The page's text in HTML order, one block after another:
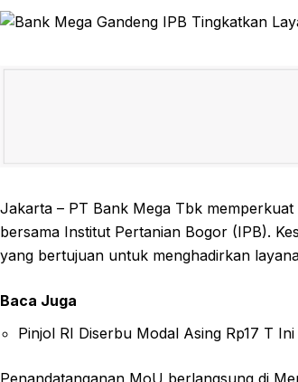
Jakarta – PT Bank Mega Tbk
bersama Institut Pertanian Bogor (IPB).
yang bertujuan untuk menghadirkan
Baca Juga
Pinjol RI Diserbu Modal Asing Rp17 T